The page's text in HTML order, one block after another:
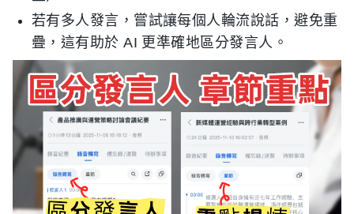
若有多人發言，嘗試讓每個人輪流說話，避免重
疊，這有助於 AI 更準確地區分發言人。